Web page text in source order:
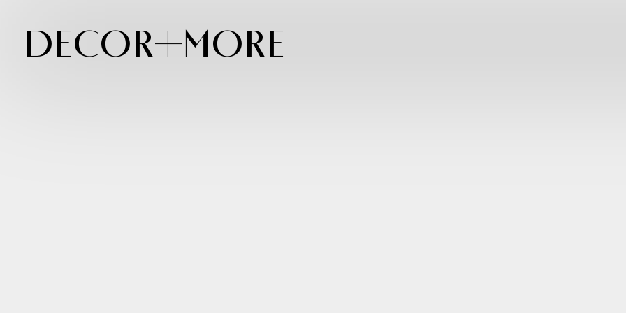
Decor+More